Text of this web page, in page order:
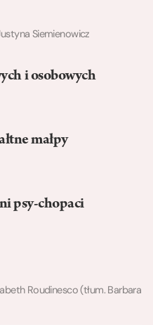
Siemienowicz
i osobowych
małpy
psy-chopaci
Roudinesco (tłum. Barbara